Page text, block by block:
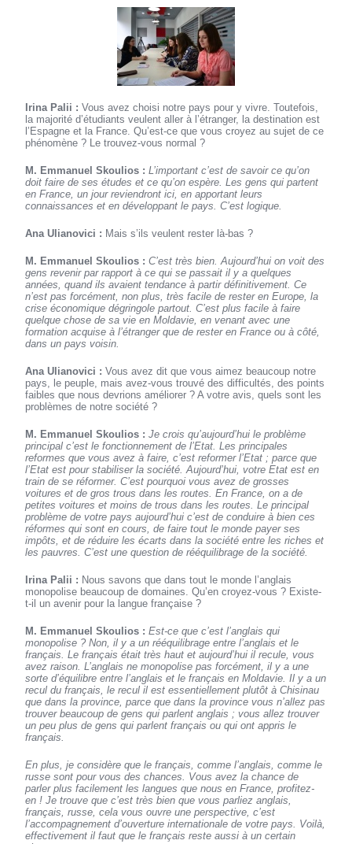
Irina Palii : Vous avez choisi notre pays pour y vivre. Toutefois,
la majorité d’étudiants veulent aller à l’étranger, la destination est
l’Espagne et la France. Qu’est-ce que vous croyez au sujet de ce
phénomène ? Le trouvez-vous normal ?
M. Emmanuel Skoulios : L’important c’est de savoir ce qu’on
doit faire de ses études et ce qu’on espère. Les gens qui partent
en France, un jour reviendront ici, en apportant leurs
connaissances et en développant le pays. C’est logique.
Ana Ulianovici : Mais s’ils veulent rester là-bas ?
M. Emmanuel Skoulios : C’est très bien. Aujourd’hui on voit des
gens revenir par rapport à ce qui se passait il y a quelques
années, quand ils avaient tendance à partir définitivement. Ce
n’est pas forcément, non plus, très facile de rester en Europe, la
crise économique dégringole partout. C’est plus facile à faire
quelque chose de sa vie en Moldavie, en venant avec une
formation acquise à l’étranger que de rester en France ou à côté,
dans un pays voisin.
Ana Ulianovici : Vous avez dit que vous aimez beaucoup notre
pays, le peuple, mais avez-vous trouvé des difficultés, des points
faibles que nous devrions améliorer ? A votre avis, quels sont les
problèmes de notre société ?
M. Emmanuel Skoulios :Je crois qu’aujourd’hui le problème
principal c’est le fonctionnement de l’Etat. Les principales
reformes que vous avez à faire, c’est reformer l’Etat ; parce que
l’Etat est pour stabiliser la société. Aujourd’hui, votre Etat est en
train de se réformer. C’est pourquoi vous avez de grosses
voitures et de gros trous dans les routes. En France, on a de
petites voitures et moins de trous dans les routes. Le principal
problème de votre pays aujourd’hui c’est de conduire à bien ces
réformes qui sont en cours, de faire tout le monde payer ses
impôts, et de réduire les écarts dans la société entre les riches et
les pauvres. C’est une question de rééquilibrage de la société.
Irina Palii : Nous savons que dans tout le monde l’anglais
monopolise beaucoup de domaines. Qu’en croyez-vous ? Existe-
t-il un avenir pour la langue française ?
M. Emmanuel Skoulios : Est-ce que c’est l’anglais qui
monopolise ? Non, il y a un rééquilibrage entre l’anglais et le
français. Le français était très haut et aujourd’hui il recule, vous
avez raison. L’anglais ne monopolise pas forcément, il y a une
sorte d’équilibre entre l’anglais et le français en Moldavie. Il y a un
recul du français, le recul il est essentiellement plutôt à Chisinau
que dans la province, parce que dans la province vous n’allez pas
trouver beaucoup de gens qui parlent anglais ; vous allez trouver
un peu plus de gens qui parlent français ou qui ont appris le
français.
En plus, je considère que le français, comme l’anglais, comme le
russe sont pour vous des chances. Vous avez la chance de
parler plus facilement les langues que nous en France, profitez-
en ! Je trouve que c’est très bien que vous parliez anglais,
français, russe, cela vous ouvre une perspective, c’est
l’accompagnement d’ouverture internationale de votre pays. Voilà,
effectivement il faut que le français reste aussi à un certain